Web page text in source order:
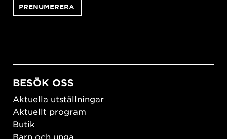
BESÖK OSS
Aktuella utställningar
Aktuellt program
Butik
Barn och unga